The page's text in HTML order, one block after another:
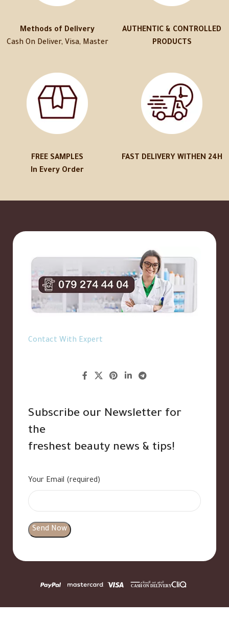
Methods of Delivery
Cash On Deliver, Visa, Master
AUTHENTIC & CONTROLLED
PRODUCTS
FREE SAMPLES
In Every Order
FAST DELIVERY WITHEN 24H
Contact With Expert
Subscribe our Newsletter for
the
freshest beauty news & tips!
Your Email (required)